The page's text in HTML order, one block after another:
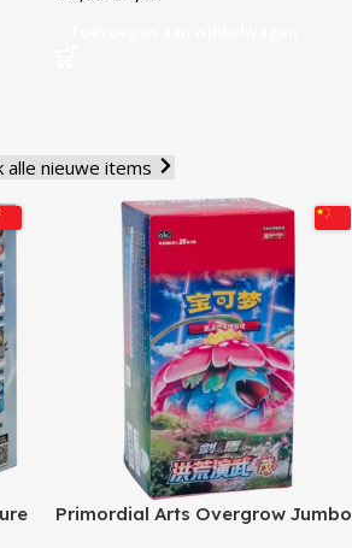
alle nieuwe items
Primordial Arts Overgrow Jumbo